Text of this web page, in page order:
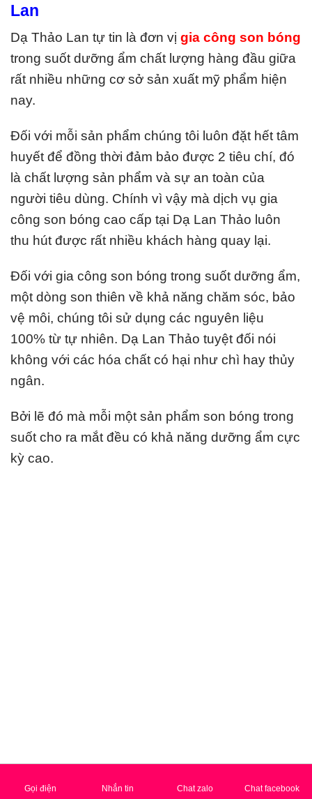
Lan
Dạ Thảo Lan tự tin là đơn vị gia công son bóng
trong suốt dưỡng ẩm chất lượng hàng đầu giữa
rất nhiều những cơ sở sản xuất mỹ phẩm hiện
nay.
Đối với mỗi sản phẩm chúng tôi luôn đặt hết tâm
huyết để đồng thời đảm bảo được 2 tiêu chí, đó
là chất lượng sản phẩm và sự an toàn của
người tiêu dùng. Chính vì vậy mà dịch vụ gia
công son bóng cao cấp tại Dạ Lan Thảo luôn
thu hút được rất nhiều khách hàng quay lại.
Đối với gia công son bóng trong suốt dưỡng ẩm,
một dòng son thiên về khả năng chăm sóc, bảo
vệ môi, chúng tôi sử dụng các nguyên liệu
100% từ tự nhiên. Dạ Lan Thảo tuyệt đối nói
không với các hóa chất có hại như chì hay thủy
ngân.
Bởi lẽ đó mà mỗi một sản phẩm son bóng trong
suốt cho ra mắt đều có khả năng dưỡng ẩm cực
kỳ cao.
Gia công son bóng trong suốt chất lượng
Gọi điện Nhắn tin Chat zalo Chat facebook